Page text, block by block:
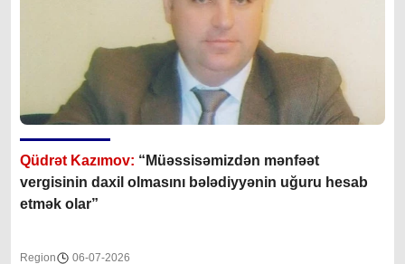
Qüdrət Kazımov: “Müəssisəmizdən mənfəət
vergisinin daxil olmasını bələdiyyənin uğuru hesab
etmək olar”
Region 06-07-2026